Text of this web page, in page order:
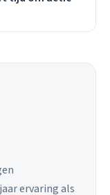
ervaring als